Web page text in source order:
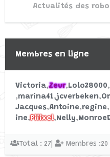
Vos
Compagnon
Commencé par
Réponses: 0
Actualités des
Membres en ligne
Victoria Zeur Lolo28000
marina41 jcverbeken
Jacques Antoine regine
ine Piiixel Nelly
Total : 27| Membres :20 |